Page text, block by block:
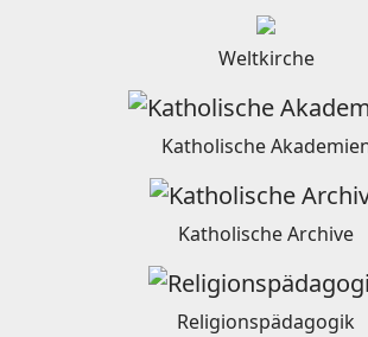
Weltkirche
Katholische
Katholische Archive
Religionspädagogik